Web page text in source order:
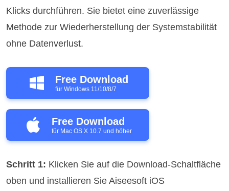
Klicks durchführen. Sie bietet eine zuverlässige
Methode zur Wiederherstellung der Systemstabilität
ohne Datenverlust.
Free Download
für Windows 11/10/8/7
Free Download
für Mac OS X 10.7 und höher
Schritt 1: Klicken Sie auf die Download-Schaltfläche
oben und installieren Sie Aiseesoft iOS